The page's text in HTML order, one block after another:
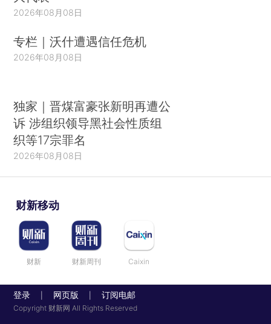
2026年08月08日
专栏｜沃什遭遇信任危机
2026年08月08日
独家｜晋煤富豪张新明再遭公
诉 涉组织领导黑社会性质组
织等17宗罪名
2026年08月08日
财新移动
财新 财新周刊 Caixin
登录 网页版 订阅电邮
Copyright 财新网 All Rights Reserved